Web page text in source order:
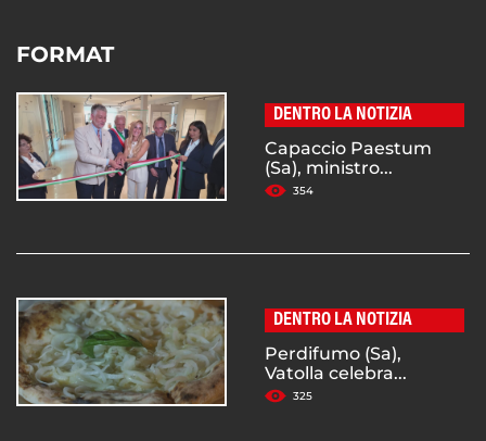
FORMAT
DENTRO LA NOTIZIA
Capaccio Paestum
(Sa), ministro...
354
DENTRO LA NOTIZIA
Perdifumo (Sa),
Vatolla celebra...
325